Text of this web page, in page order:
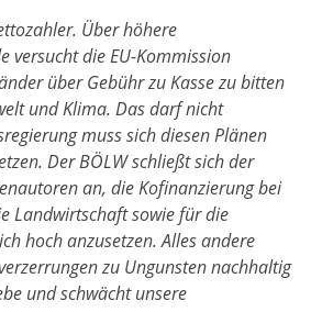
Über höhere
versucht die EU-Kommission
über Gebühr zu Kasse zu bitten
und Klima. Das darf nicht
muss sich diesen Plänen
Der BÖLW schließt sich der
an, die Kofinanzierung bei
Landwirtschaft sowie für die
hoch anzusetzen. Alles andere
zu Ungunsten nachhaltig
und schwächt unsere